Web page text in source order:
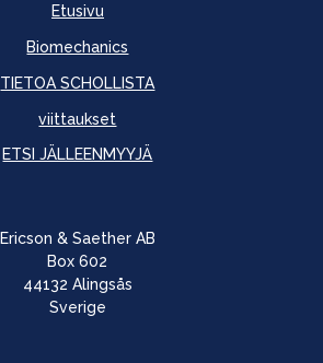
Etusivu
Biomechanics
TIETOA SCHOLLISTA
viittaukset
ETSI JÄLLEENMYYJÄ
Ericson & Saether AB
Box 602
44132 Alingsås
Sverige